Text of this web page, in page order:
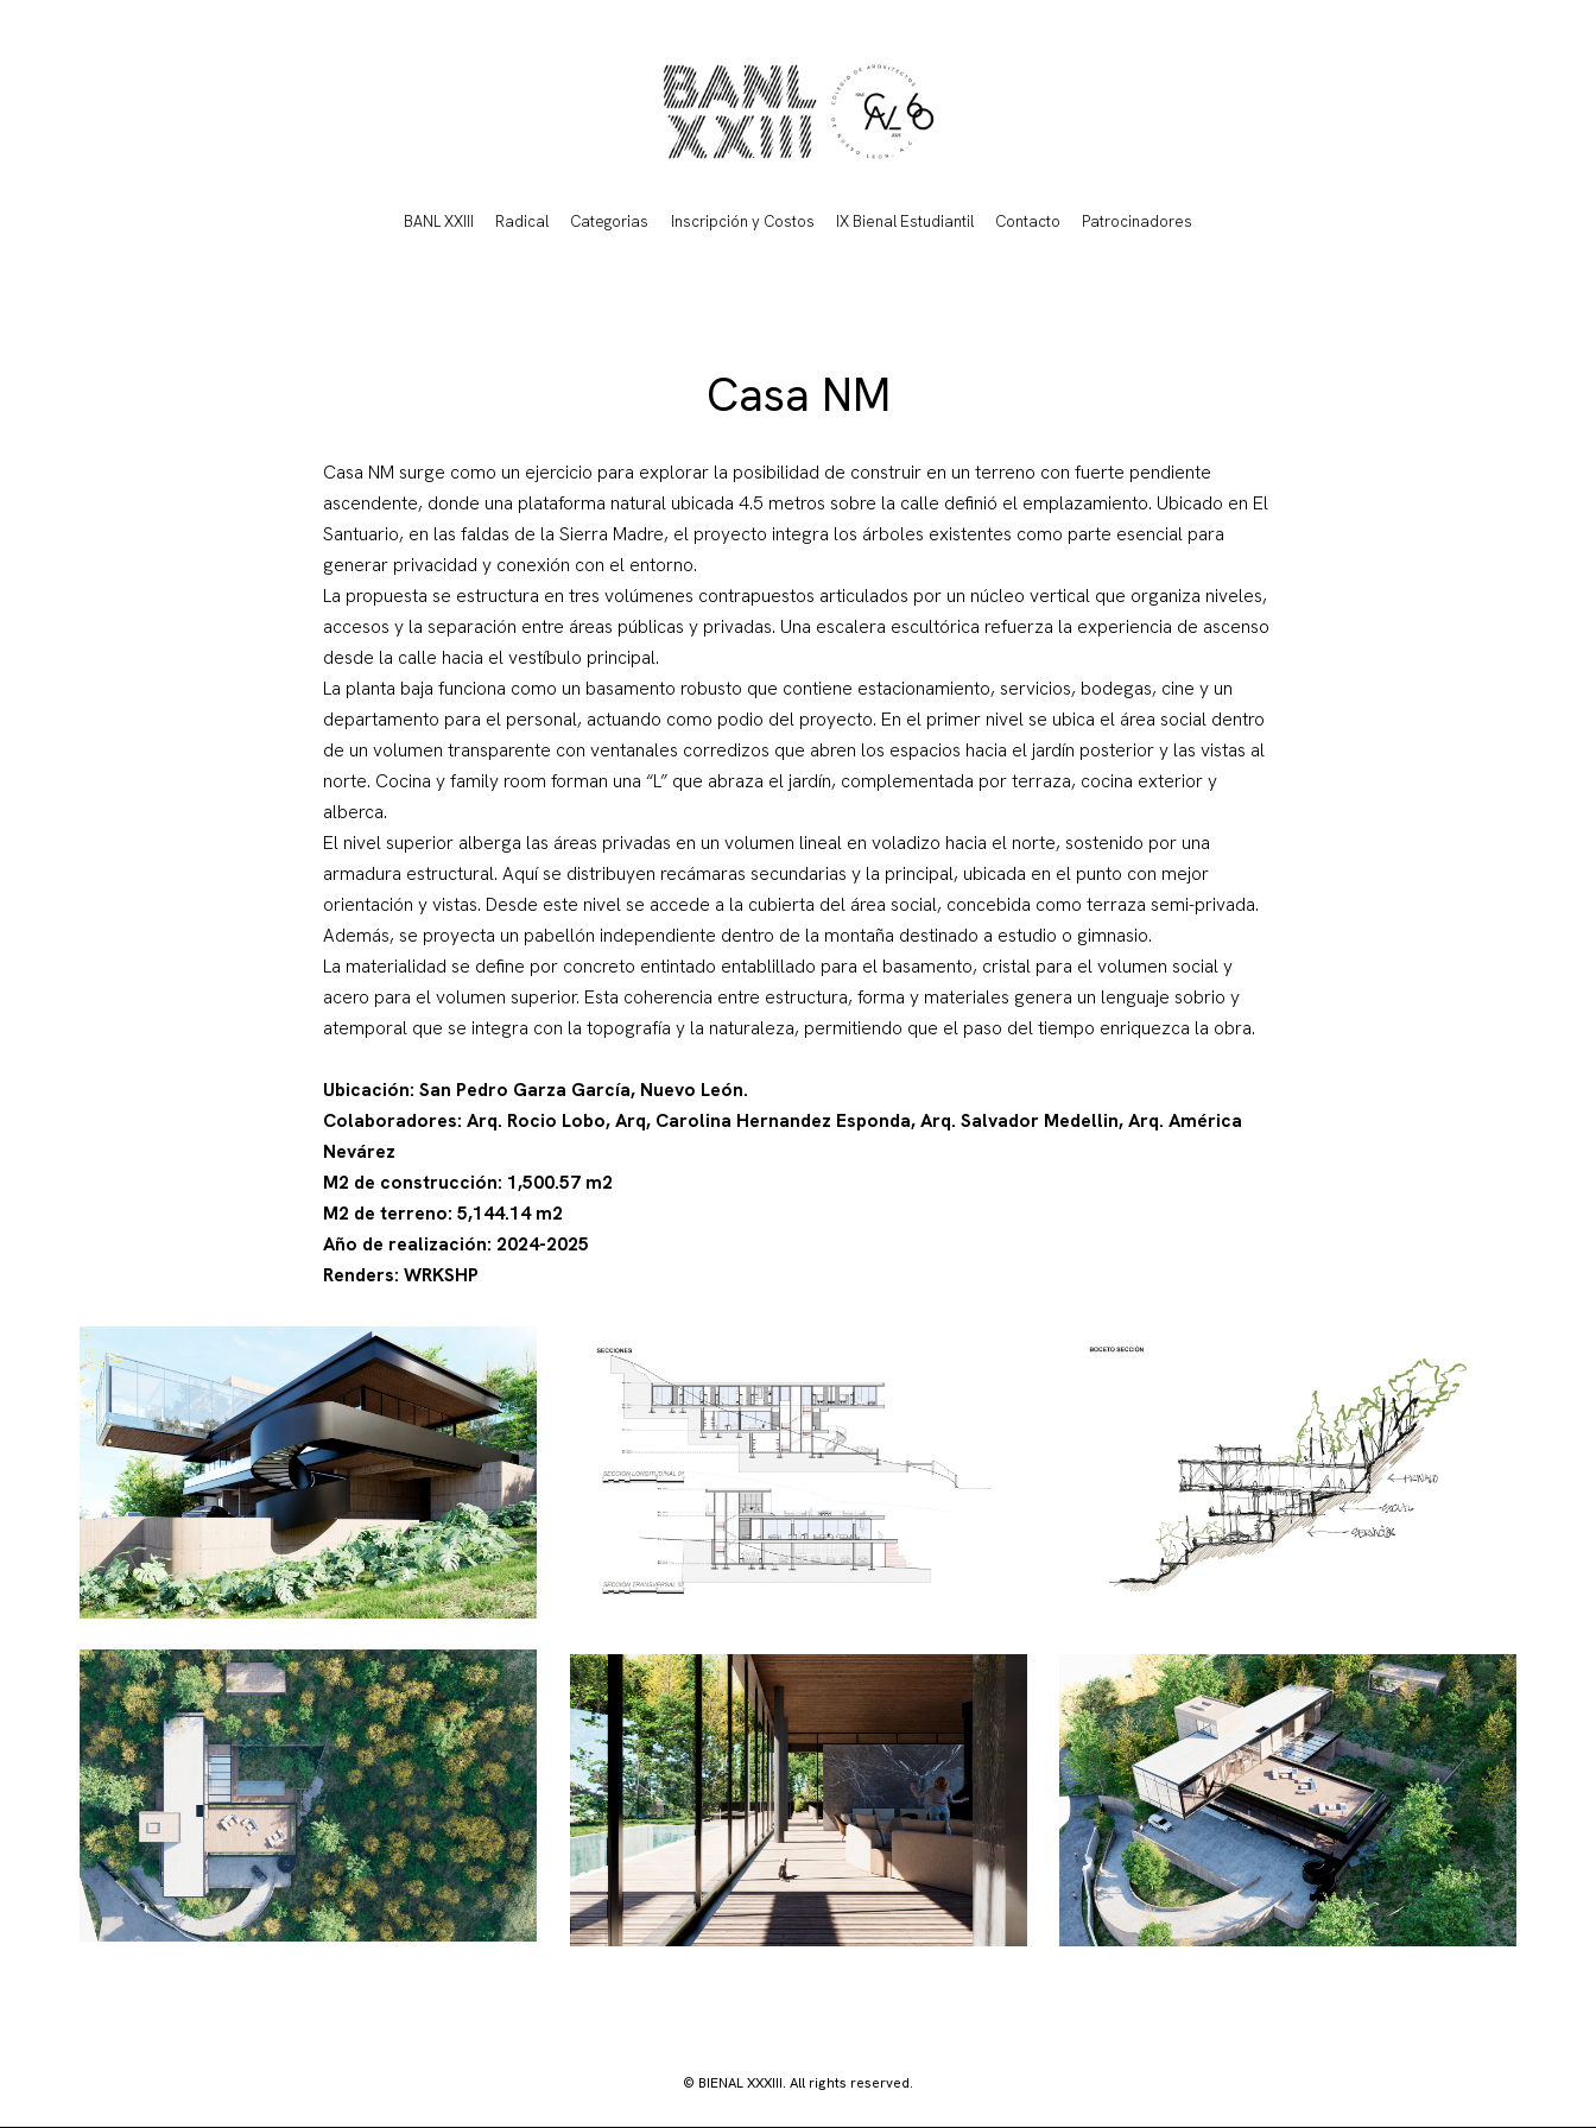
BANL XXIII Radical Categorias Inscripción y Costos IX Bienal Estudiantil Contacto Patrocinadores
Casa NM
Casa NM surge como un ejercicio para explorar la posibilidad de construir en un terreno con fuerte pendiente
ascendente, donde una plataforma natural ubicada 4.5 metros sobre la calle definió el emplazamiento. Ubicado en El
Santuario, en las faldas de la Sierra Madre, el proyecto integra los árboles existentes como parte esencial para
generar privacidad y conexión con el entorno.
La propuesta se estructura en tres volúmenes contrapuestos articulados por un núcleo vertical que organiza niveles,
accesos y la separación entre áreas públicas y privadas. Una escalera escultórica refuerza la experiencia de ascenso
desde la calle hacia el vestíbulo principal.
La planta baja funciona como un basamento robusto que contiene estacionamiento, servicios, bodegas, cine y un
departamento para el personal, actuando como podio del proyecto. En el primer nivel se ubica el área social dentro
de un volumen transparente con ventanales corredizos que abren los espacios hacia el jardín posterior y las vistas al
norte. Cocina y family room forman una “L” que abraza el jardín, complementada por terraza, cocina exterior y
alberca.
El nivel superior alberga las áreas privadas en un volumen lineal en voladizo hacia el norte, sostenido por una
armadura estructural. Aquí se distribuyen recámaras secundarias y la principal, ubicada en el punto con mejor
orientación y vistas. Desde este nivel se accede a la cubierta del área social, concebida como terraza semi-privada.
Además, se proyecta un pabellón independiente dentro de la montaña destinado a estudio o gimnasio.
La materialidad se define por concreto entintado entablillado para el basamento, cristal para el volumen social y
acero para el volumen superior. Esta coherencia entre estructura, forma y materiales genera un lenguaje sobrio y
atemporal que se integra con la topografía y la naturaleza, permitiendo que el paso del tiempo enriquezca la obra.
Ubicación: San Pedro Garza García, Nuevo León.
Colaboradores: Arq. Rocio Lobo, Arq, Carolina Hernandez Esponda, Arq. Salvador Medellin, Arq. América
Nevárez
M2 de construcción: 1,500.57 m2
M2 de terreno: 5,144.14 m2
Año de realización: 2024-2025
Renders: WRKSHP
© BIENAL XXXIII. All rights reserved.